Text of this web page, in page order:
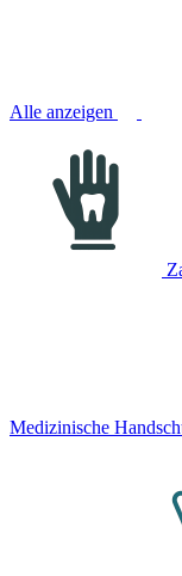
Alle anzeigen
Medizinische